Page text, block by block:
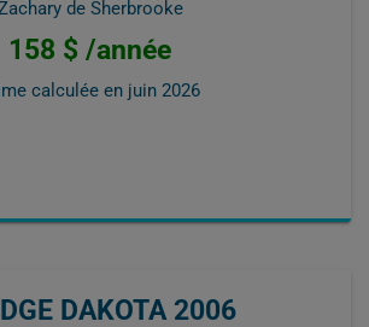
de Sherbrooke
158 $ /année
calculée en juin 2026
DAKOTA 2006